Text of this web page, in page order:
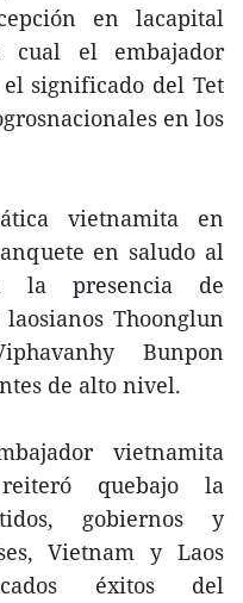
en lacapital
el embajador
significado del Tet
en los
vietnamita en
en saludo al
la presencia de
Thoonglun
Bunpon
de alto nivel.
vietnamita
quebajo la
gobiernos y
Vietnam y Laos
éxitos del